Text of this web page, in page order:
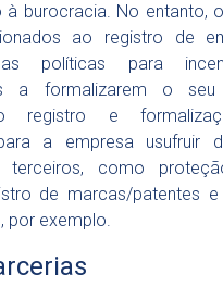
à burocracia. No entanto,
ao registro de
políticas para
a formalizarem o
registro e
a empresa usufruir
terceiros, como
de marcas/patentes
por exemplo.